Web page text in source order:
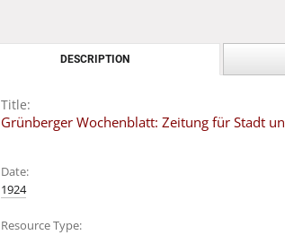
DESCRIPTION
Title:
Grünberger Wochenblatt: Zeitung für Stadt
Date:
1924
Resource Type: